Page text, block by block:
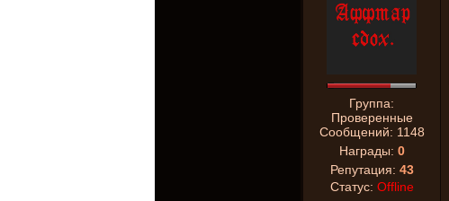
Группа:
Проверенные
Сообщений: 1148
Награды: 0
Репутация: 43
Статус: Offline